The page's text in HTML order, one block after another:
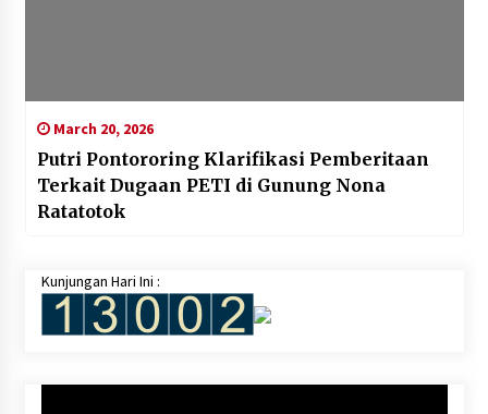
March 20, 2026
Putri Pontororing Klarifikasi Pemberitaan
Terkait Dugaan PETI di Gunung Nona
Ratatotok‎‎
Kunjungan Hari Ini :